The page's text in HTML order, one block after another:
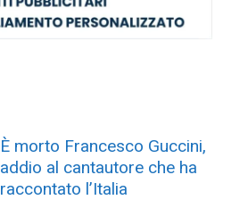
È morto Francesco Guccini,
addio al cantautore che ha
raccontato l’Italia